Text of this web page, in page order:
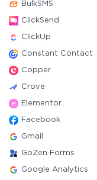
BulkSMS
ClickSend
ClickUp
Constant Contact
Copper
Crove
Elementor
Facebook
Gmail
GoZen Forms
Google Analytics